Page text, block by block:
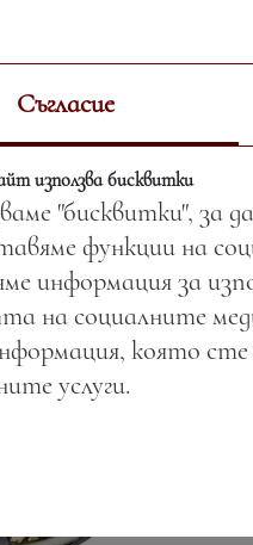
с
€Съгласие
използва бисквитки
"бисквитки", за
функции на
информация за
на социалните
която
услуги.